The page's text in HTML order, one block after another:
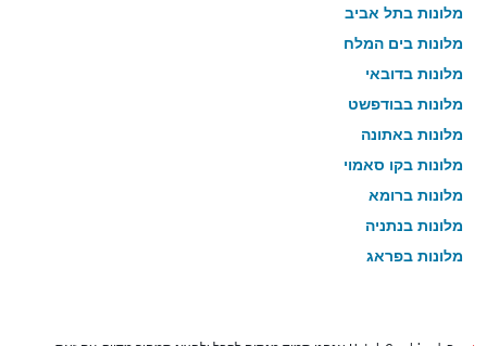
מלונות בתל אביב
מלונות בים המלח
מלונות בדובאי
מלונות בבודפשט
מלונות באתונה
מלונות בקו סאמוי
מלונות ברומא
מלונות בנתניה
מלונות בפראג